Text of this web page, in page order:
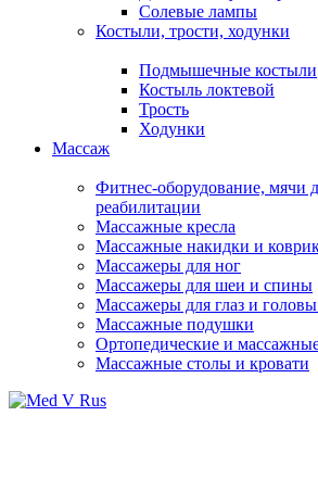
Солевые лампы
Костыли, трости, ходунки
Подмышечные костыли
Костыль локтевой
Трость
Ходунки
Массаж
Фитнес-оборудование, мячи
реабилитации
Массажные кресла
Массажные накидки и
Массажеры для ног
Массажеры для шеи и спины
Массажеры для глаз и
Массажные подушки
Ортопедические и
Массажные столы и кровати